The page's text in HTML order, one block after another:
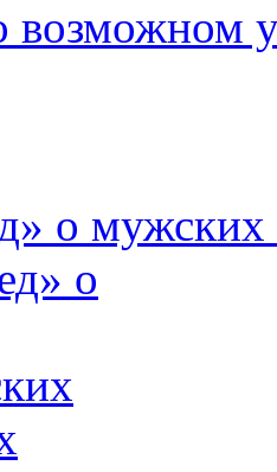
возможном
о мужских